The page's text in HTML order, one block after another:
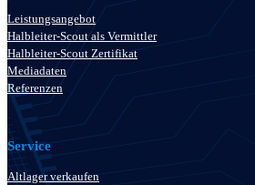
Leistungsangebot
Halbleiter-Scout als Vermittler
Halbleiter-Scout Zertifikat
Mediadaten
Referenzen
Service
Altlager verkaufen